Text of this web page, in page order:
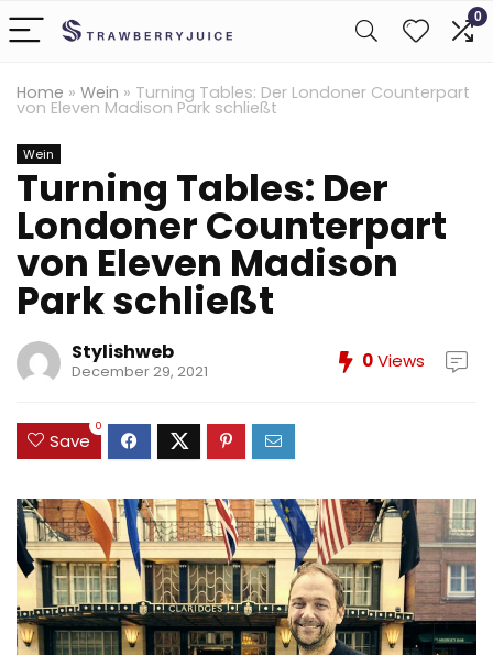
0
Home » Wein » Turning Tables: Der Londoner Counterpart
von Eleven Madison Park schließt
Wein
Turning Tables: Der
Londoner Counterpart
von Eleven Madison
Park schließt
Stylishweb
December 29, 2021 0Views
Save
0